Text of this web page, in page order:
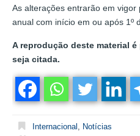
As alterações entrarão em
anual com início em ou após 1º
A reprodução deste material
seja citada.
Internacional , Notícias